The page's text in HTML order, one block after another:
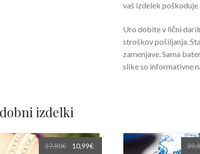
vaš izdelek poškoduje
Uro dobite v lični
stroškov pošiljanja.
zamenjave. Sama
slike so informativne
izdelki
37,80€
Izvirna
10,99€Trenutna